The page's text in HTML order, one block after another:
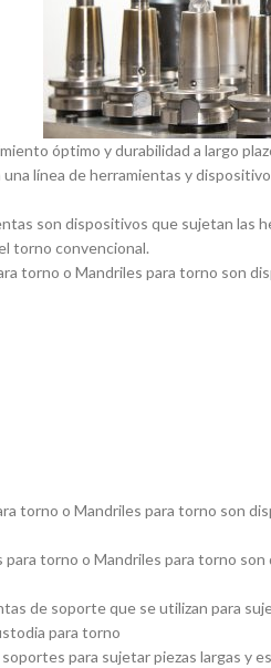
óptimo y durabilidad a largo
lí­nea de herramientas y
son dispositivos que sujetan las
torno convencional.
torno o Mandriles para torno son
torno o Mandriles para torno son
torno o Mandriles para torno
de soporte que se utilizan para
para torno
para sujetar piezas largas